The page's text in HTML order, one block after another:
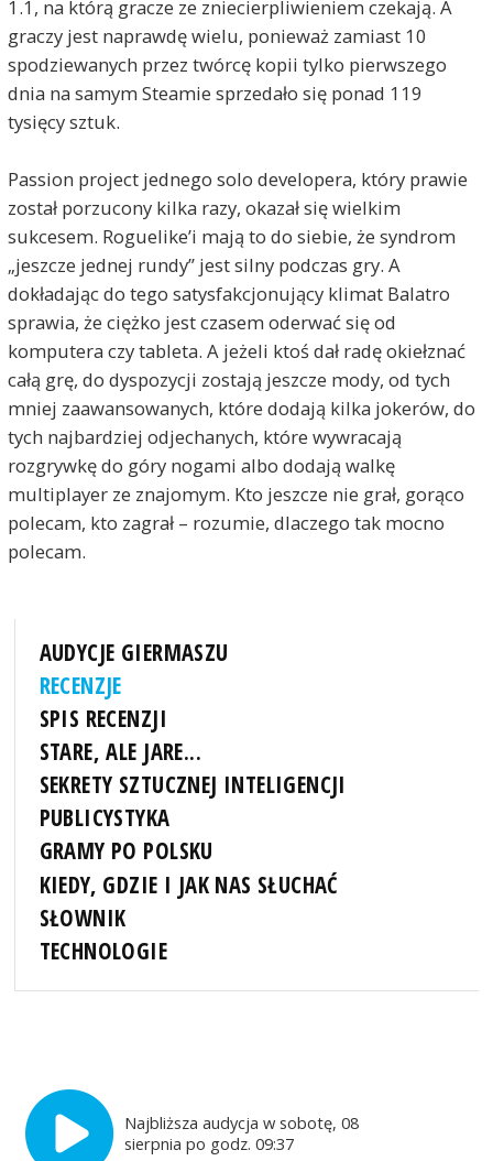
1.1, na którą gracze ze zniecierpliwieniem czekają. A
graczy jest naprawdę wielu, ponieważ zamiast 10
spodziewanych przez twórcę kopii tylko pierwszego
dnia na samym Steamie sprzedało się ponad 119
tysięcy sztuk.
Passion project jednego solo developera, który prawie
został porzucony kilka razy, okazał się wielkim
sukcesem. Roguelike’i mają to do siebie, że syndrom
„jeszcze jednej rundy” jest silny podczas gry. A
dokładając do tego satysfakcjonujący klimat Balatro
sprawia, że ciężko jest czasem oderwać się od
komputera czy tableta. A jeżeli ktoś dał radę okiełznać
całą grę, do dyspozycji zostają jeszcze mody, od tych
mniej zaawansowanych, które dodają kilka jokerów, do
tych najbardziej odjechanych, które wywracają
rozgrywkę do góry nogami albo dodają walkę
multiplayer ze znajomym. Kto jeszcze nie grał, gorąco
polecam, kto zagrał – rozumie, dlaczego tak mocno
polecam.
AUDYCJE GIERMASZU
RECENZJE
SPIS RECENZJI
STARE, ALE JARE...
SEKRETY SZTUCZNEJ INTELIGENCJI
PUBLICYSTYKA
GRAMY PO POLSKU
KIEDY, GDZIE I JAK NAS SŁUCHAĆ
SŁOWNIK
TECHNOLOGIE
Najbliższa audycja w sobotę, 08
sierpnia po godz. 09:37